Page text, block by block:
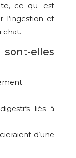
ce qui est
l’ingestion et
chat.
elles
liés à
d’une